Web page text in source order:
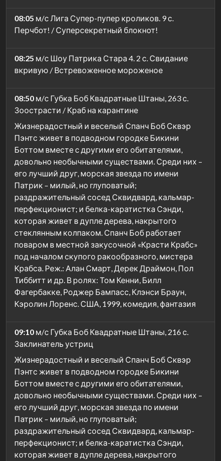
08:05 м/с Лига Супер-пупер кроликов. 9 с.
Перчбот! / Суперсекретный блокнот!
08:25 м/с Шоу Патрика Стара 4. 2 с. Свидание
вкривую / Встревоженное мороженое
08:50 м/с Губка Боб Квадратные Штаны, 263 с.
Зоострасти / Краб на карантине
Жизнерадостный и веселый Спанч Боб Сквэр
Пэнтс живет в подводном городке Бикини
Боттом вместе с другими его обитателями,
довольно необычными существами. Среди них –
его лучший друг, морская звезда по имени
Патрик – милый, но глуповатый;
раздражительный сосед Сквидвард, кальмар-
перфекционист; и белка-каратистка Сэнди,
которая живет в дупле дерева, накрытого
стеклянным колпаком. Спанч Боб работает
поваром в местной закусочной «Красти Крабс»
под началом скупого ракообразного, мистера
Крабса. Реж.: Алан Смарт, Дерек Драймон, Пол
Тиббитт и др. В ролях: Том Кенни, Билл
Фагербакке, Роджер Бампасс, Клэнси Браун,
Кэролин Лоренс. США, 1999, комедия, фантазия
09:10 м/с Губка Боб Квадратные Штаны, 216 с.
Заклинатель устриц
Жизнерадостный и веселый Спанч Боб Сквэр
Пэнтс живет в подводном городке Бикини
Боттом вместе с другими его обитателями,
довольно необычными существами. Среди них –
его лучший друг, морская звезда по имени
Патрик – милый, но глуповатый;
раздражительный сосед Сквидвард, кальмар-
перфекционист; и белка-каратистка Сэнди,
которая живет в дупле дерева, накрытого